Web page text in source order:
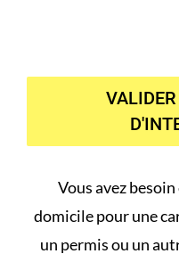
Vous avez
domicile pour une
un permis ou un